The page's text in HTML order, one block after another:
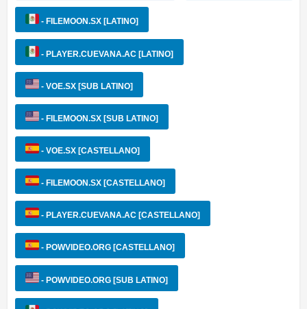
- FILEMOON.SX [LATINO]
- PLAYER.CUEVANA.AC [LATINO]
- VOE.SX [SUB LATINO]
- FILEMOON.SX [SUB LATINO]
- VOE.SX [CASTELLANO]
- FILEMOON.SX [CASTELLANO]
- PLAYER.CUEVANA.AC [CASTELLANO]
- POWVIDEO.ORG [CASTELLANO]
- POWVIDEO.ORG [SUB LATINO]